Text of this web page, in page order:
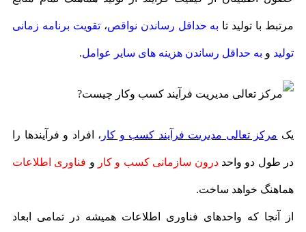
مرتبط با تولید تا به حداقل رساندن نواقص،تقویت برنامه زمانی
تولید و به حداقل رساندن هزینه های سایر عوامل.
یک مرکز تعالی مدیریت فرآیند کسب و کار ، افراد و فرآیندها را
در طول دو واحددرون سازمانی کسب و کار و فناوری اطلاعات
هماهنگ خواهد ساخت.
از آنجا که واحدهای فناوری اطلاعات همیشه در تمامی ابعاد